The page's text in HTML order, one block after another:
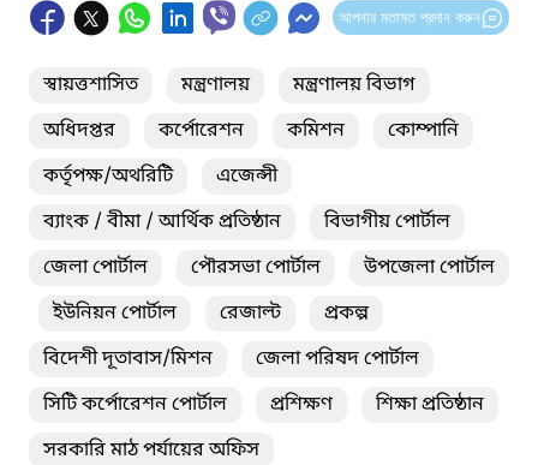
আপনার মতামত প্রদান করুন
স্বায়ত্তশাসিত মন্ত্রণালয়
মন্ত্রণালয় বিভাগ
অধিদপ্তর
কর্পোরেশন কমিশন
কোম্পানি
কর্তৃপক্ষ/অথরিটি
এজেন্সী
ব্যাংক / বীমা / আর্থিক প্রতিষ্ঠান
বিভাগীয় পোর্টাল
জেলা পোর্টাল
পৌরসভা পোর্টাল
উপজেলা পোর্টাল
ইউনিয়ন পোর্টাল
রেজাল্ট
প্রকল্প
বিদেশী দূতাবাস/মিশন
জেলা পরিষদ পোর্টাল
সিটি কর্পোরেশন পোর্টাল
প্রশিক্ষণ
শিক্ষা প্রতিষ্ঠান
সরকারি মাঠ পর্যায়ের অফিস